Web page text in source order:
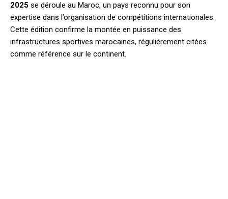
2025 se déroule au Maroc, un pays reconnu pour son
expertise dans l’organisation de compétitions internationales.
Cette édition confirme la montée en puissance des
infrastructures sportives marocaines, régulièrement citées
comme référence sur le continent.